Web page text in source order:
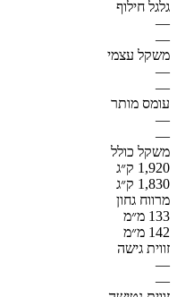
גלגל חילוף
—
—
משקל עצמי
—
—
עומס מותר
—
—
משקל כולל
1,920 ק״ג
1,830 ק״ג
מרווח גחון
133 מ״מ
142 מ״מ
זווית גישה
—
—